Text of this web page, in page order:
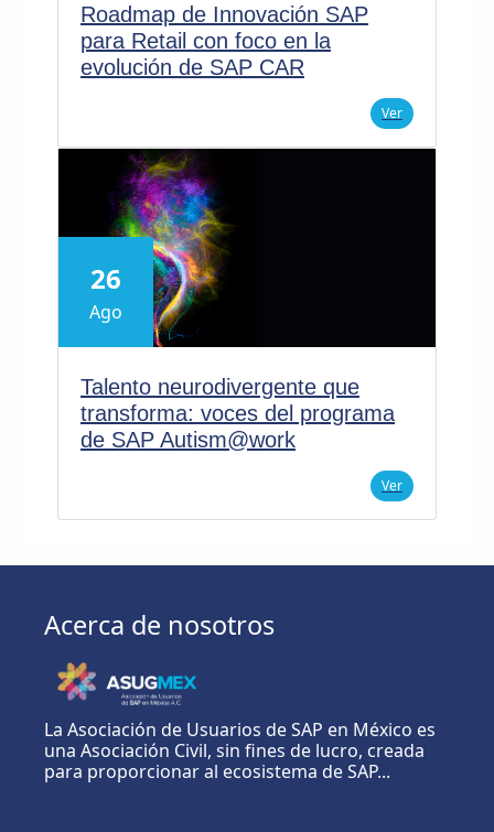
Roadmap de Innovación SAP
para Retail con foco en la
evolución de SAP CAR
Ver
26
Ago
Talento neurodivergente que
transforma: voces del programa
de SAP Autism@work
Ver
Acerca de nosotros
La Asociación de Usuarios de SAP en México es
una Asociación Civil, sin fines de lucro, creada
para proporcionar al ecosistema de SAP...